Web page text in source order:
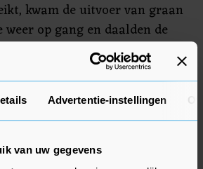
Advertentie-instellingen
van uw gegevens
kwam de uitvoer van graan
weer op gang en daalden de
betekent niet
in de supermarkt ook
De graadmeter volgt namelijk
in de grondstofkosten en het